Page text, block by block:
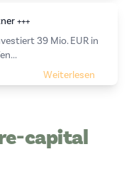
+++
39 Mio. EUR in
Weiterlesen
capital